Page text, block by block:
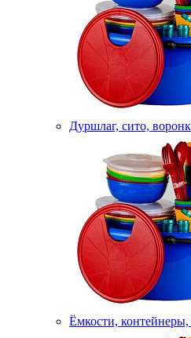
Дуршлаг, сито,
Ёмкости, контейнеры,